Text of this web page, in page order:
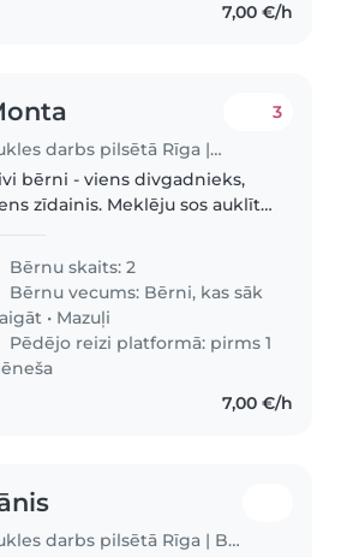
7,00 €/h
Aukles darbs pilsētā Rīga | Babysits
3
bērni - viens divgadnieks,
zīdainis. Meklēju sos auklīti,
iziet ārà
Bērnu skaits: 2
Bērnu vecums: Bērni, kas sāk
• Mazuļi
Pēdējo reizi platformā: pirms 1
7,00 €/h
Aukles darbs pilsētā Rīga | Babysits